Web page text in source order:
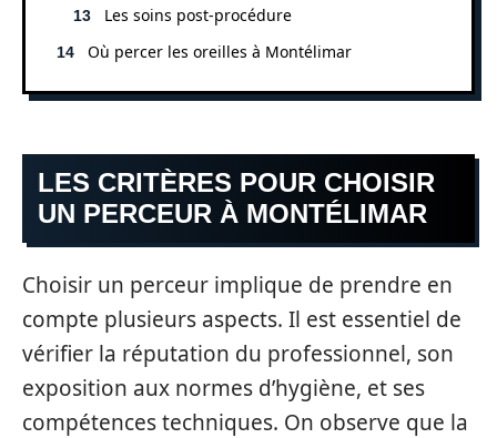
Les soins post-procédure
Où percer les oreilles à Montélimar
LES CRITÈRES POUR CHOISIR
UN PERCEUR À MONTÉLIMAR
Choisir un perceur implique de prendre en
compte plusieurs aspects. Il est essentiel de
vérifier la réputation du professionnel, son
exposition aux normes d’hygiène, et ses
compétences techniques. On observe que la